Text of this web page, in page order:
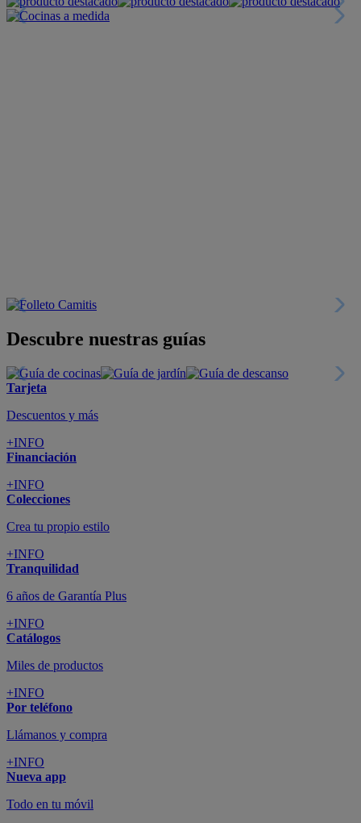
Descubre nuestras guías
Tarjeta
Descuentos y más
+INFO
Financiación
+INFO
Colecciones
Crea tu propio estilo
+INFO
Tranquilidad
6 años de Garantía Plus
+INFO
Catálogos
Miles de productos
+INFO
Por teléfono
Llámanos y compra
+INFO
Nueva app
Todo en tu móvil